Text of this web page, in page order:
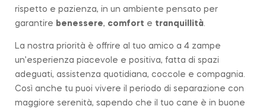
rispetto e pazienza, in un ambiente pensato per
garantire benessere, comfort e tranquillità
La nostra priorità è offrire al tuo amico a 4 zampe
un’esperienza piacevole e positiva, fatta di spazi
adeguati, assistenza quotidiana, coccole e compagnia.
Così anche tu puoi vivere il periodo di separazione con
maggiore serenità, sapendo che il tuo cane è in buone